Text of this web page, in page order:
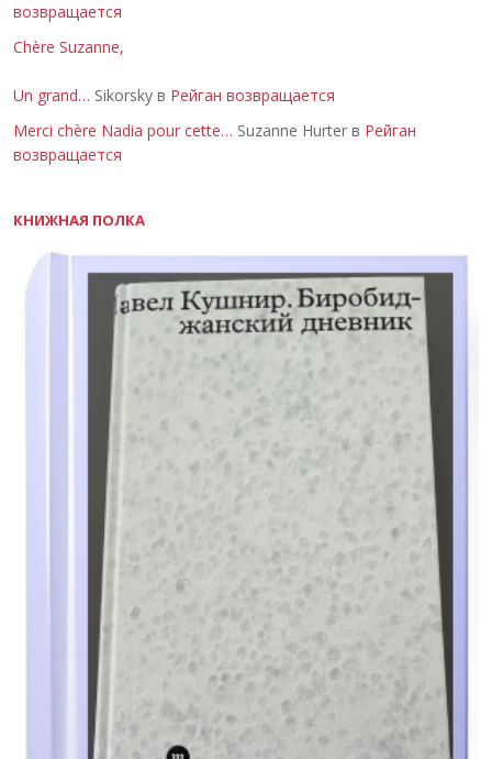
возвращается
Chère Suzanne,
Un grand… Sikorsky в Рейган возвращается
Merci chère Nadia pour cette… Suzanne Hurter в Рейган
возвращается
КНИЖНАЯ ПОЛКА